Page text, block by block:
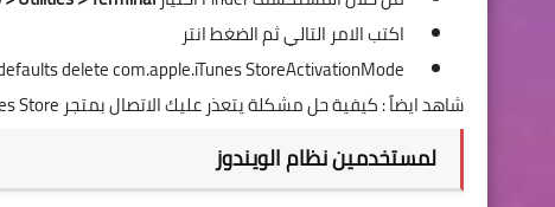
اكتب الامر التالي ثم الضغط انتر
delete com.apple.iTunes StoreActivationMode
شاهد ايضاً :كيفية حل مشكلة يتعذر عليك الاتصال بمتجر iTunes Store
لمستخدمين نظام الويندوز